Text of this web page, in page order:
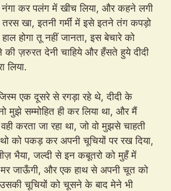
नंगा कर पलंग में खीच लिया, और कहने लगी
खा, इतनी गर्मीं में इसे इतने तंग कपड़ो
होगा तू नहीं जानता, इस बेचारे को
की ज़रुरत देनी चाहिये और हँसते हुये दीदी
लिया.
एक दूसरे से रगड़ा रहे थे, दीदी के
मुझे सम्मोहित ही कर लिया था, और मैं
करता जा रहा था, जो वो मुझसे चाहती
को पकड़ कर अपनी चूचियों पर रख दिया,
भैया, जल्दी से इन कबूतरो को मुहँ में
जाऊँगी, और एक हाथ से अपनी चूत को
चूचियों को चूसने के बाद मेने भी